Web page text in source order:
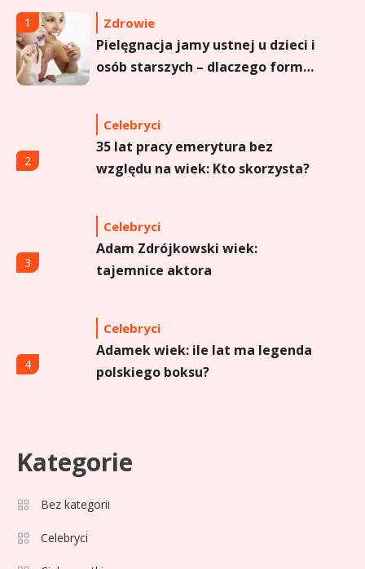
1 Zdrowie
Pielęgnacja jamy ustnej u dzieci i
osób starszych – dlaczego forma
2
Celebryci
35 lat pracy emerytura bez
względu na wiek: Kto skorzysta?
3
Celebryci
Adam Zdrójkowski wiek:
tajemnice aktora
4
Celebryci
Adamek wiek: ile lat ma legenda
polskiego boksu?
5
Aga Grzelak wiek: odkryj prawdę
o popularnej influencerce!
Kategorie
Bez kategorii
Celebryci